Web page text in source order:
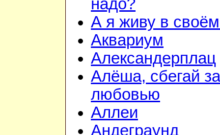
надо?
А я живу в своём
Аквариум
Александерплац
Алёша, сбегай за
любовью
Аллеи
Андеграунд